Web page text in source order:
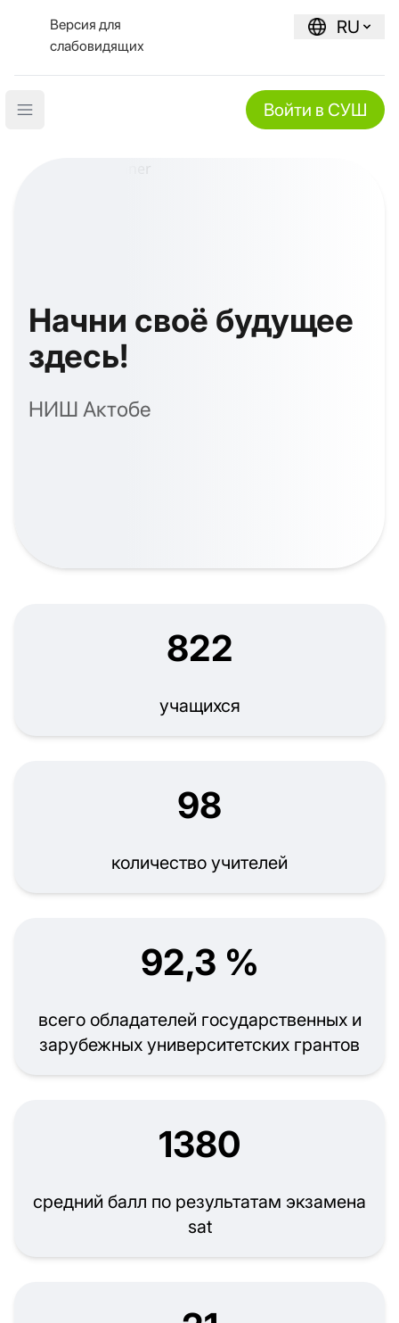
Версия для
слабовидящих
RU
Open main menu Войти в СУШ
Начни своё будущее
здесь!
НИШ Актобе
822
учащихся
98
количество учителей
92,3 %
всего обладателей государственных и
зарубежных университетских грантов
1380
средний балл по результатам экзамена
sat